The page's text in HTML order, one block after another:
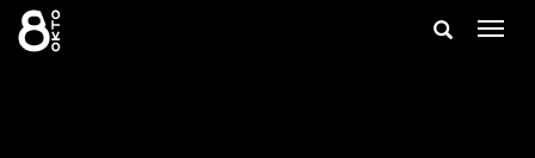
Zum
Inhalt
springen
Suche